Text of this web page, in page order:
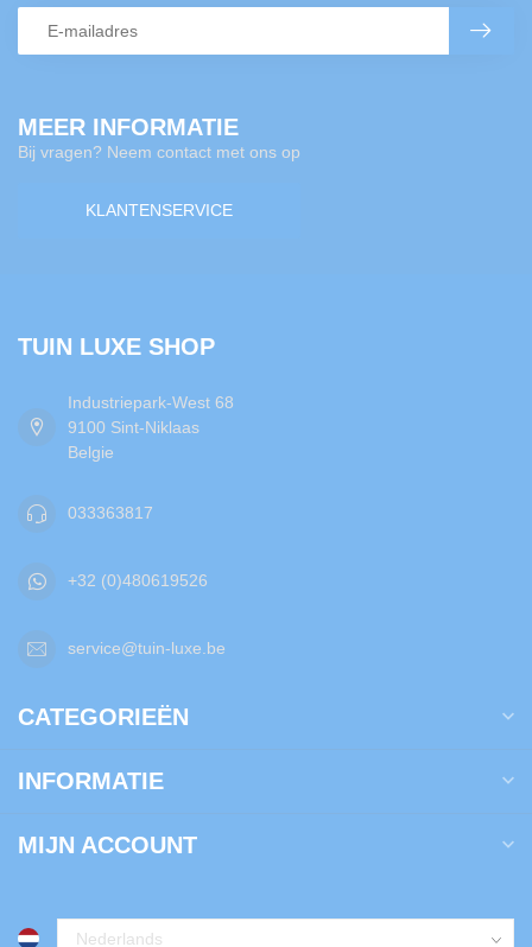
MEER INFORMATIE
Bij vragen? Neem contact met ons op
KLANTENSERVICE
TUIN LUXE SHOP
Industriepark-West 68
9100 Sint-Niklaas
Belgie
033363817
+32 (0)480619526
service@tuin-luxe.be
CATEGORIEËN
INFORMATIE
MIJN ACCOUNT